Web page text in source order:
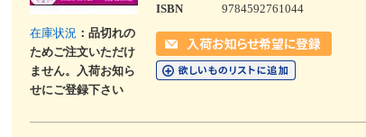
在庫状況 ：品切れの
ためご注文いただけ
ません。入荷お知ら
せにご登録下さい
ISBN
9784592761044